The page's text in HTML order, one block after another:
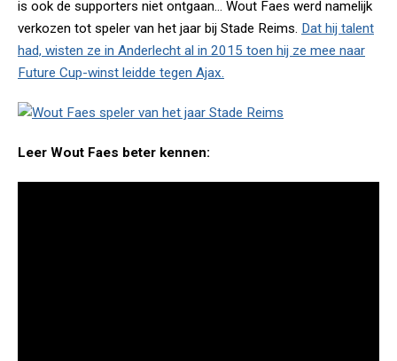
is ook de supporters niet ontgaan... Wout Faes werd namelijk
verkozen tot speler van het jaar bij Stade Reims. Dat hij talent
had, wisten ze in Anderlecht al in 2015 toen hij ze mee naar
Future Cup-winst leidde tegen Ajax.
Leer Wout Faes beter kennen: